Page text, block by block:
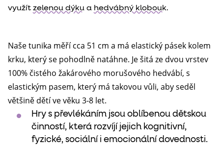
využít zelenou dýku a hedvábný klobouk.
Naše tunika měří cca 51 cm a má elastický pásek kolem
krku, který se pohodlně natáhne. Je šitá ze dvou vrstev
100% čistého žakárového morušového hedvábí, s
elastickým pasem, který má takovou vůli, aby seděl
většině dětí ve věku 3-8 let.
Hry s převlékáním jsou oblíbenou dětskou
činností, která rozvíjí jejich kognitivní,
fyzické, sociální i emocionální dovednosti.